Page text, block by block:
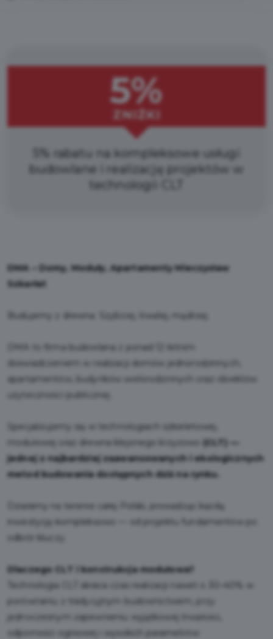
5%
ZNIŻKI
5% rabatu na kompleksowe usługi
budowlane i realizację projektów w
technologii CLT
DMA – Domy, Moduły, Apartamenty Mieczysław
Szkarłat
Budujemy z drewna. Szybciej, trwalej, mądrzej.
DMA to firma budowlana z ponad 12-letnim
doświadczeniem w realizacji domów jednorodzinnych,
apartamentów, budynków wielorodzinnych oraz obiektów
użyteczności publicznej.
Specjalizujemy się w technologiach szkieletowej,
modułowej oraz drewna klejonego krzyżowo
(CLT) —
jednej z najbardziej zaawansowanych i ekologicznych
metod budowania dostępnych dziś na rynku.
Działamy na terenie całej Polski, prowadząc każdą
inwestycję kompleksowo — od projektu fundamentów po
odbiór kluczy.
Dlaczego CLT i konstrukcja modułowa?
Technologia CLT skraca czas realizacji nawet o 30–40% w
porównaniu z tradycyjnym budownictwem, przy
jednoczesnym zapewnieniu wyjątkowej trwałości,
odporności ogniowej i wysokich parametrów